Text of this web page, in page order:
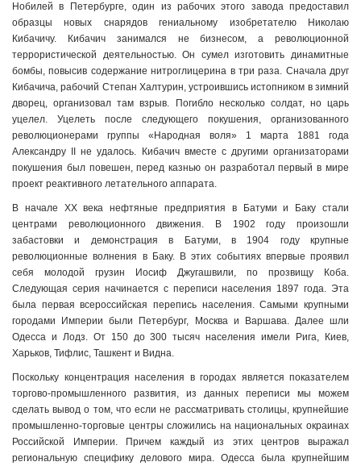
Нобилей в Петербурге, один из рабочих этого завода предоставил
образцы новых снарядов гениальному изобретателю Николаю
Кибачичу. Кибачич занимался не бизнесом, а революционной
террористической деятельностью. Он сумел изготовить динамитные
бомбы, повысив содержание нитроглицерина в три раза. Сначала друг
Кибачича, рабочий Степан Халтурин, устроившись истопником в зимний
дворец, организовал там взрыв. Погибло несколько солдат, но царь
уцелел. Уцелеть после следующего покушения, организованного
революционерами группы «Народная воля» 1 марта 1881 года
Александру II не удалось. Кибачич вместе с другими организаторами
покушения был повешен, перед казнью он разработал первый в мире
проект реактивного летательного аппарата.
В начале XX века нефтяные предприятия в Батуми и Баку стали
центрами революционного движения. В 1902 году произошли
забастовки и демонстрация в Батуми, в 1904 году крупные
революционные волнения в Баку. В этих событиях впервые проявил
себя молодой грузин Иосиф Джугашвили, по прозвищу Коба.
Следующая серия начинается с переписи населения 1897 года. Эта
была первая всероссийская перепись населения. Самыми крупными
городами Империи были Петербург, Москва и Варшава. Далее шли
Одесса и Лодз. От 150 до 300 тысяч населения имели Рига, Киев,
Харьков, Тифлис, Ташкент и Видна.
Поскольку концентрация населения в городах является показателем
торгово-промышленного развития, из данных переписи мы можем
сделать вывод о том, что если не рассматривать столицы, крупнейшие
промышленно-торговые центры сложились на национальных окраинах
Российской Империи. Причем каждый из этих центров выражал
региональную специфику делового мира. Одесса была крупнейшим